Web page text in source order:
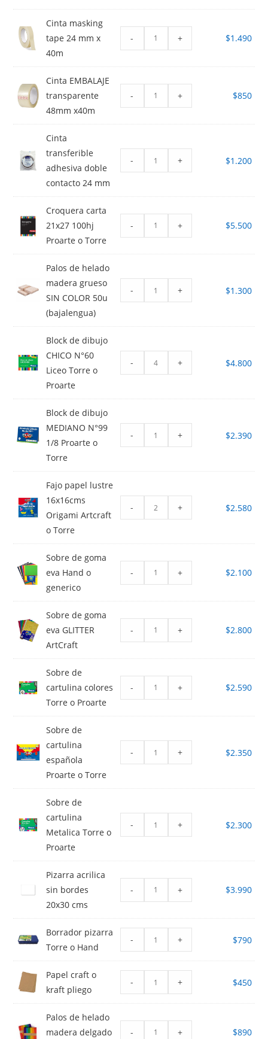
Cinta masking
tape 24 mm x
40m
- + $1.490
Cinta EMBALAJE
transparente
48mm x40m
- + $850
Cinta
transferible
adhesiva doble
contacto 24 mm
- + $1.200
Croquera carta
21x27 100hj
Proarte o Torre
- + $5.500
Palos de helado
madera grueso
SIN COLOR 50u
(bajalengua)
- + $1.300
Block de dibujo
CHICO N°60
Liceo Torre o
Proarte
- + $4.800
Block de dibujo
MEDIANO N°99
1/8 Proarte o
Torre
- + $2.390
Fajo papel lustre
16x16cms
Origami Artcraft
o Torre
- + $2.580
Sobre de goma
eva Hand o
generico
- + $2.100
Sobre de goma
eva GLITTER
ArtCraft
- + $2.800
Sobre de
cartulina colores
Torre o Proarte
- + $2.590
Sobre de
cartulina
española
Proarte o Torre
- + $2.350
Sobre de
cartulina
Metalica Torre o
Proarte
- + $2.300
Pizarra acrilica
sin bordes
20x30 cms
- + $3.990
Borrador pizarra
Torre o Hand
- + $790
Papel craft o
kraft pliego
- + $450
Palos de helado
madera delgado
- + $890